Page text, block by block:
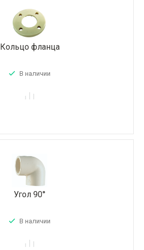
Кольцо фланца
В наличии
Угол 90°
В наличии